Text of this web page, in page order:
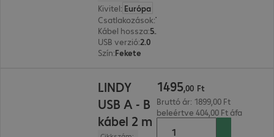
Kivitel: Európa
Csatlakozások:
Kábel hossza: 5 m
USB verzió:2.0
Szín:Fekete
LINDY
USB A - B
kábel 2 m
1495,00 Ft
Bruttó ár: 1899,00 Ft
beleértve 404,00 Ft áfa